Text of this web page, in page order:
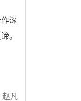
深
。
赵凡